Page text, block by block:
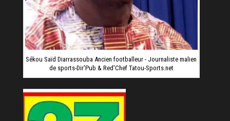
Sékou Saïd Diarrassouba Ancien footballeur - Journaliste malien
de sports-Dir'Pub & Red'Chef Tatou-Sports.net